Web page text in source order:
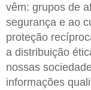
vêm: grupos de
segurança e ao
proteção
a distribuição
nossas
informações